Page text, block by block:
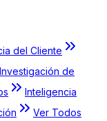
del Cliente
de
Inteligencia
Ver Todos